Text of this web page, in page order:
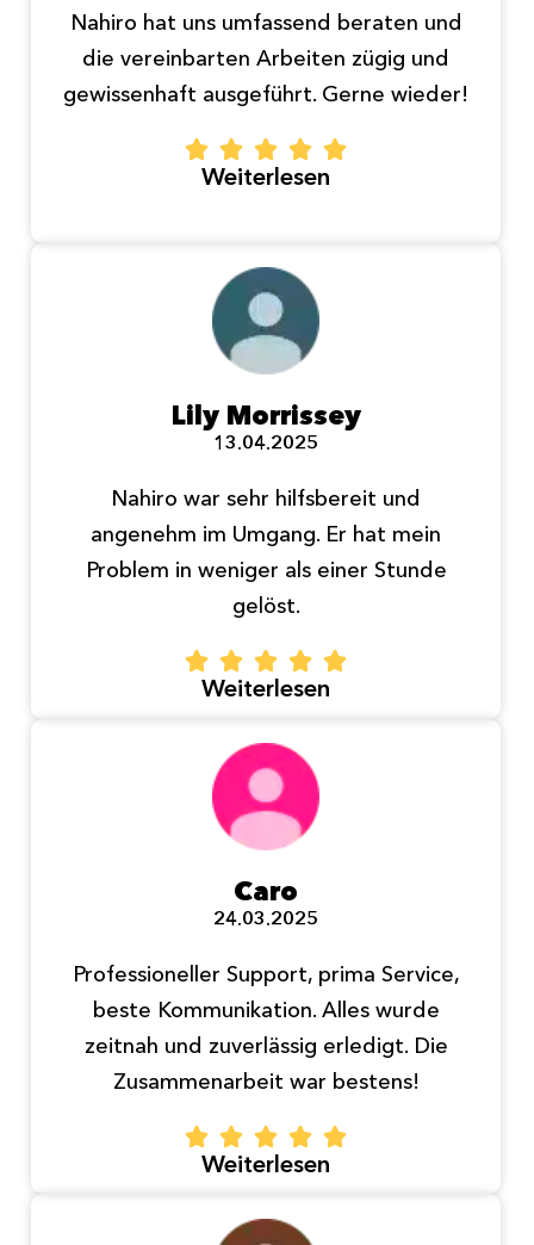
Nahiro hat uns umfassend beraten und
die vereinbarten Arbeiten zügig und
gewissenhaft ausgeführt. Gerne wieder!
Weiterlesen
Lily Morrissey
13.04.2025
Nahiro war sehr hilfsbereit und
angenehm im Umgang. Er hat mein
Problem in weniger als einer Stunde
gelöst.
Weiterlesen
Caro
24.03.2025
Professioneller Support, prima Service,
beste Kommunikation. Alles wurde
zeitnah und zuverlässig erledigt. Die
Zusammenarbeit war bestens!
Weiterlesen